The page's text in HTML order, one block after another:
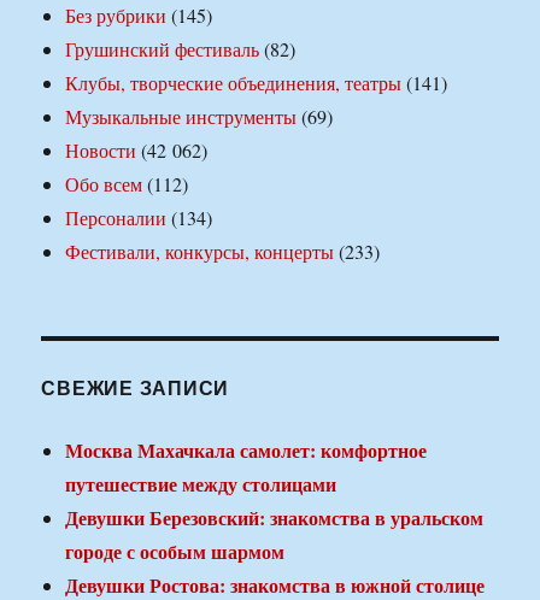
Без рубрики (145)
Грушинский фестиваль(82)
Клубы, творческие объединения, театры(141)
Музыкальные инструменты(69)
Новости (42 062)
Обо всем(112)
Персоналии (134)
Фестивали, конкурсы, концерты(233)
СВЕЖИЕ ЗАПИСИ
Москва Махачкала самолет: комфортное
путешествие между столицами
Девушки Березовский: знакомства в уральском
городе с особым шармом
Девушки Ростова: знакомства в южной столице